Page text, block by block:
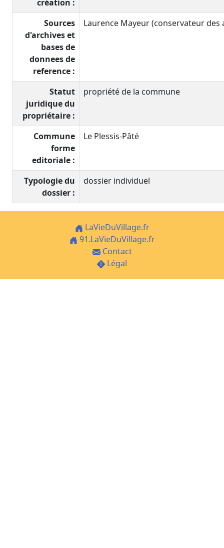
création :
Sources
d'archives et
bases de
donnees de
reference :
Laurence Mayeur (conservateur
Statut
juridique du
propriétaire :
propriété de la commune
Commune
forme
editoriale :
Le Plessis-Pâté
Typologie du
dossier :
dossier individuel
LaVieDuVillage.fr
91.LaVieDuVillage.fr
Contact
Légal